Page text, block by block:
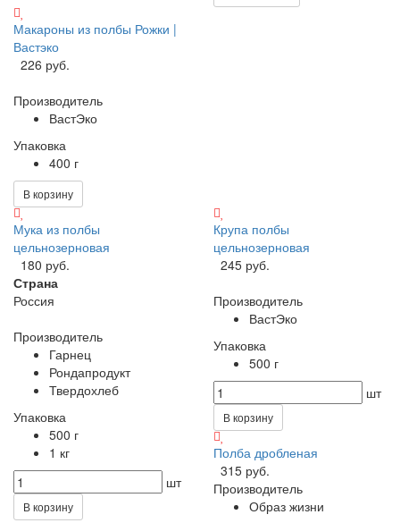
Макароны из полбы Рожки |
Вастэко
226 руб.
Производитель
ВастЭко
Упаковка
400 г
В корзину
Мука из полбы
цельнозерновая
180 руб.
Страна
Россия
Производитель
Гарнец
Рондапродукт
Твердохлеб
Упаковка
500 г
1 кг
шт
В корзину
Крупа полбы
цельнозерновая
245 руб.
Производитель
ВастЭко
Упаковка
500 г
шт
В корзину
Полба дробленая
315 руб.
Производитель
Образ жизни